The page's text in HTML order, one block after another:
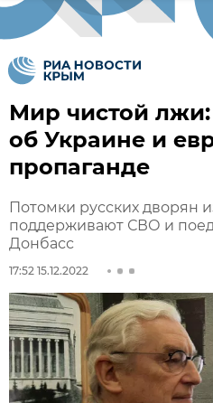
Мир чистой
об Украине и
пропаганде
Потомки русских дворян
поддерживают СВО и
Донбасс
17:52 15.12.2022